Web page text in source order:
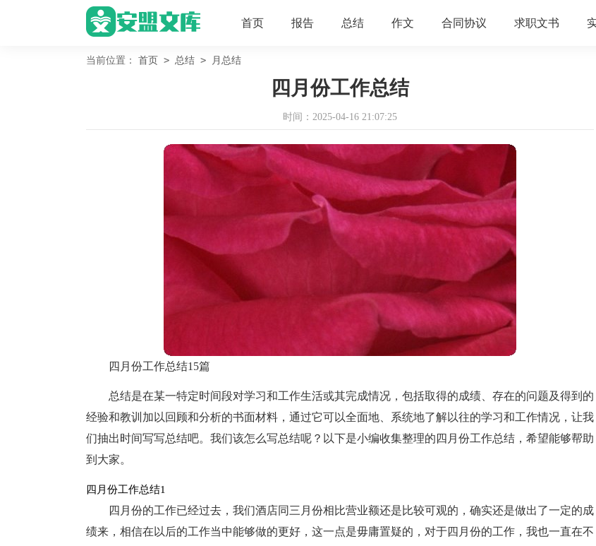
首页 报告 总结 作文 合同协议 求职文书
当前位置： 首页 > 总结 > 月总结
四月份工作总结
时间：2025-04-16 21:07:25
四月份工作总结15篇
总结是在某一特定时间段对学习和工作生活或其完成情况，包括取得的成绩、存在的问题及得到的
经验和教训加以回顾和分析的书面材料，通过它可以全面地、系统地了解以往的学习和工作情况，让我
们抽出时间写写总结吧。我们该怎么写总结呢？以下是小编收集整理的四月份工作总结，希望能够帮助
到大家。
四月份工作总结1
四月份的工作已经过去，我们酒店同三月份相比营业额还是比较可观的，确实还是做出了一定的成
绩来，相信在以后的工作当中能够做的更好，这一点是毋庸置疑的，对于四月份的工作，我也一直在不